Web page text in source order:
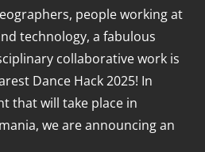
people working at
technology, a fabulous
collaborative work is
Dance Hack 2025! In
that will take place in
we are announcing an